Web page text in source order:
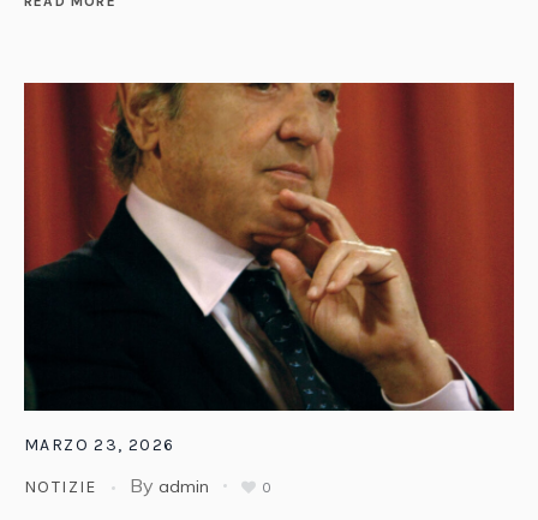
MARZO 23, 2026
NOTIZIE By admin 0